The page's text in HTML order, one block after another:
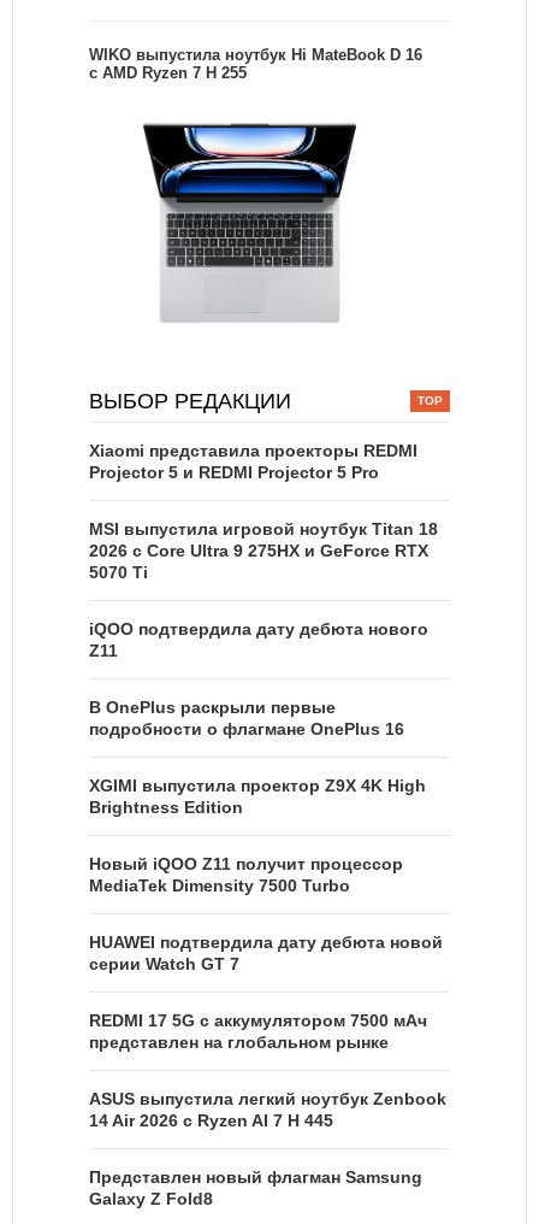
WIKO выпустила ноутбук Hi MateBook D 16
с AMD Ryzen 7 H 255
ВЫБОР РЕДАКЦИИ
Xiaomi представила проекторы REDMI
Projector 5 и REDMI Projector 5 Pro
MSI выпустила игровой ноутбук Titan 18
2026 с Core Ultra 9 275HX и GeForce RTX
5070 Ti
iQOO подтвердила дату дебюта нового
Z11
В OnePlus раскрыли первые
подробности о флагмане OnePlus 16
XGIMI выпустила проектор Z9X 4K High
Brightness Edition
Новый iQOO Z11 получит процессор
MediaTek Dimensity 7500 Turbo
HUAWEI подтвердила дату дебюта новой
серии Watch GT 7
REDMI 17 5G c аккумулятором 7500 мАч
представлен на глобальном рынке
ASUS выпустила легкий ноутбук Zenbook
14 Air 2026 с Ryzen AI 7 H 445
Представлен новый флагман Samsung
Galaxy Z Fold8